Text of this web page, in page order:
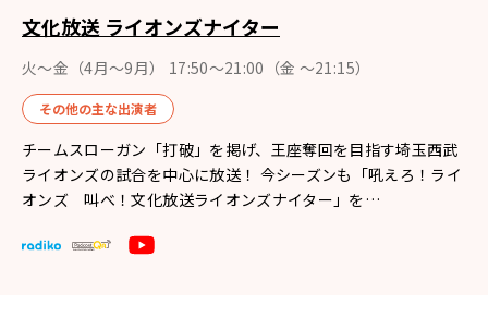
文化放送 ライオンズナイター
火～金（4月〜9月） 17:50～21:00（金 ～21:15）
その他の主な出演者
チームスローガン「打破」を掲げ、王座奪回を目指す埼玉西武
ライオンズの試合を中心に放送！ 今シーズンも「吼えろ！ライ
オンズ 叫べ！文化放送ライオンズナイター」を…